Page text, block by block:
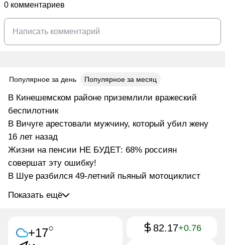
0 комментариев
Популярное за день Популярное за месяц
В Кинешемском районе приземлили вражеский
беспилотник
В Вичуге арестовали мужчину, который убил жену
16 лет назад
Жизни на пенсии НЕ БУДЕТ: 68% россиян
совершат эту ошибку!
В Шуе разбился 49-летний пьяный мотоциклист
Показать ещё
+17○ 82.17+0.76